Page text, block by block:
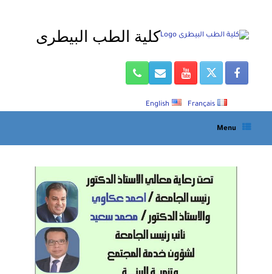
كلية الطب البيطرى
English Français
Menu